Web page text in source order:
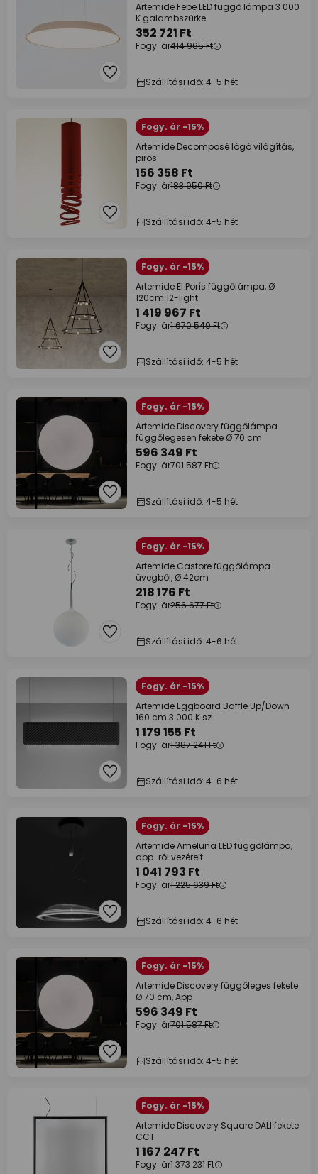
Artemide Febe LED függő lámpa 3 000
K galambszürke
352 721 Ft
Fogy. ár414 965 Ft
Szállítási idő: 4-5 hét
Fogy. ár -15%
Artemide Decomposé lógó világítás,
piros
156 358 Ft
Fogy. ár183 950 Ft
Szállítási idő: 4-5 hét
Fogy. ár -15%
Artemide El Porís függőlámpa, Ø
120cm 12-light
1 419 967 Ft
Fogy. ár1 670 549 Ft
Szállítási idő: 4-5 hét
Fogy. ár -15%
Artemide Discovery függőlámpa
függőlegesen fekete Ø 70 cm
596 349 Ft
Fogy. ár701 587 Ft
Szállítási idő: 4-5 hét
Fogy. ár -15%
Artemide Castore függőlámpa
üvegből, Ø 42cm
218 176 Ft
Fogy. ár256 677 Ft
Szállítási idő: 4-6 hét
Fogy. ár -15%
Artemide Eggboard Baffle Up/Down
160 cm 3 000 K sz
1 179 155 Ft
Fogy. ár1 387 241 Ft
Szállítási idő: 4-6 hét
Fogy. ár -15%
Artemide Ameluna LED függőlámpa,
app-ról vezérelt
1 041 793 Ft
Fogy. ár1 225 639 Ft
Szállítási idő: 4-6 hét
Fogy. ár -15%
Artemide Discovery függőleges fekete
Ø 70 cm, App
596 349 Ft
Fogy. ár701 587 Ft
Szállítási idő: 4-5 hét
Fogy. ár -15%
Artemide Discovery Square DALI fekete
CCT
1 167 247 Ft
Fogy. ár1 373 231 Ft